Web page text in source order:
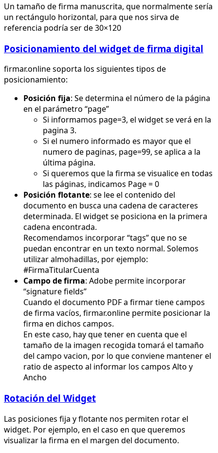
Un tamaño de firma manuscrita, que normalmente sería
un rectángulo horizontal, para que nos sirva de
referencia podría ser de 30×120
Posicionamiento del widget de firma digital
firmar.online soporta los siguientes tipos de
posicionamiento:
Posición fija: Se determina el número de la página
en el parámetro “page”
Si informamos page=3, el widget se verá en la
pagina 3.
Si el numero informado es mayor que el
numero de paginas, page=99, se aplica a la
última página.
Si queremos que la firma se visualice en todas
las páginas, indicamos Page = 0
Posición flotante: se lee el contenido del
documento en busca una cadena de caracteres
determinada. El widget se posiciona en la primera
cadena encontrada.
Recomendamos incorporar “tags” que no se
puedan encontrar en un texto normal. Solemos
utilizar almohadillas, por ejemplo:
#FirmaTitularCuenta
Campo de firma: Adobe permite incorporar
“signature fields”
Cuando el documento PDF a firmar tiene campos
de firma vacíos, firmar.online permite posicionar la
firma en dichos campos.
En este caso, hay que tener en cuenta que el
tamaño de la imagen recogida tomará el tamaño
del campo vacion, por lo que conviene mantener el
ratio de aspecto al informar los campos Alto y
Ancho
Rotación del Widget
Las posiciones fija y flotante nos permiten rotar el
widget. Por ejemplo, en el caso en que queremos
visualizar la firma en el margen del documento.